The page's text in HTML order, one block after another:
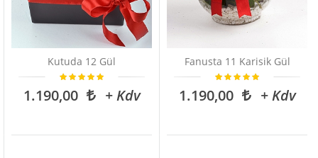
Kutuda 12 Gül
1.190,00 + Kdv
Fanusta 11 Karisik Gül
1.190,00 + Kdv